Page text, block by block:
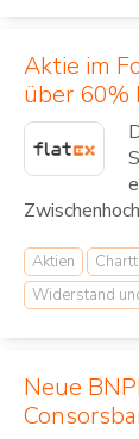
Aktie im
über 60%
Aktien
Widerstand
Neue